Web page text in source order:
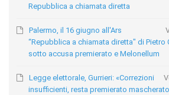
Repubblica a chiamata diretta
Palermo, il 16 giugno all'Ars
“Repubblica a chiamata diretta" di Pietro
sotto accusa premierato e Melonellum
Legge elettorale, Gurrieri: «Correzioni
insufficienti, resta premierato